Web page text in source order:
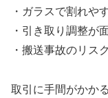
・ガラスで割れや
・引き取り調整が
・搬送事故のリスク
取引に手間がかか